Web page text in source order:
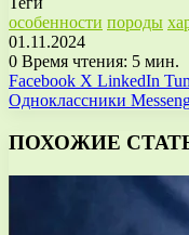
особенности породы
01.11.2024
0 Время чтения: 5 мин.
Facebook X LinkedIn
Одноклассники
ПОХОЖИЕ